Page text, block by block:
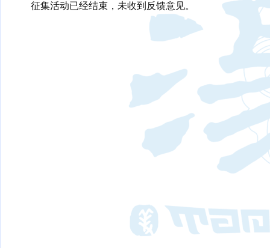
征集活动已经结束，未收到反馈意见。